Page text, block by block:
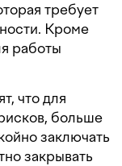
требует
Кроме
работы
что для
больше
заключать
закрывать